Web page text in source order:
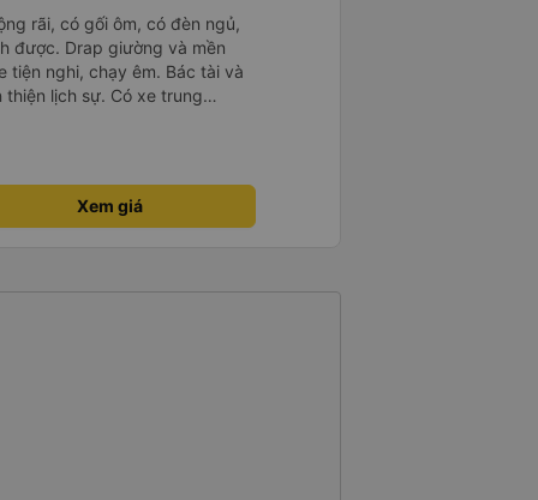
rãi, có gối ôm, có đèn ngủ,
được. Drap giường và mền
tiện nghi, chạy êm. Bác tài và
thiện lịch sự. Có xe trung
cảm ơn nhà xe.
Xem giá